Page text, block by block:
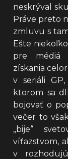
neskrýval
Práve preto
zmluvu s
Ešte
pre médiá
získania
v seriáli
ktorom sa
bojovať o
večer to
„bije“
víťazstvom,
v